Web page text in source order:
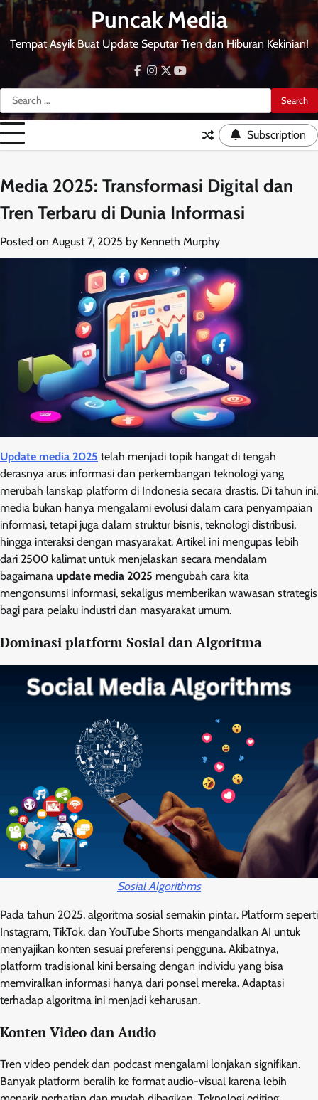
Skip
to
content
Puncak Media
Tempat Asyik Buat Update Seputar Tren dan Hiburan Kekinian!
Search
for:
facebook
instagram
twitteryoutube
Subscription
Media 2025: Transformasi Digital dan
Tren Terbaru di Dunia Informasi
Posted on August 7, 2025 by Kenneth Murphy
Update media 2025 telah menjadi topik hangat di tengah
derasnya arus informasi dan perkembangan teknologi yang
merubah lanskap platform di Indonesia secara drastis. Di tahun ini,
media bukan hanya mengalami evolusi dalam cara penyampaian
informasi, tetapi juga dalam struktur bisnis, teknologi distribusi,
hingga interaksi dengan masyarakat. Artikel ini mengupas lebih
dari 2500 kalimat untuk menjelaskan secara mendalam
bagaimana update media 2025 mengubah cara kita
mengonsumsi informasi, sekaligus memberikan wawasan strategis
bagi para pelaku industri dan masyarakat umum.
Dominasi platform Sosial dan Algoritma
Sosial Algorithms
Pada tahun 2025, algoritma sosial semakin pintar. Platform seperti
Instagram, TikTok, dan YouTube Shorts mengandalkan AI untuk
menyajikan konten sesuai preferensi pengguna. Akibatnya,
platform tradisional kini bersaing dengan individu yang bisa
memviralkan informasi hanya dari ponsel mereka. Adaptasi
terhadap algoritma ini menjadi keharusan.
Konten Video dan Audio
Tren video pendek dan podcast mengalami lonjakan signifikan.
Banyak platform beralih ke format audio-visual karena lebih